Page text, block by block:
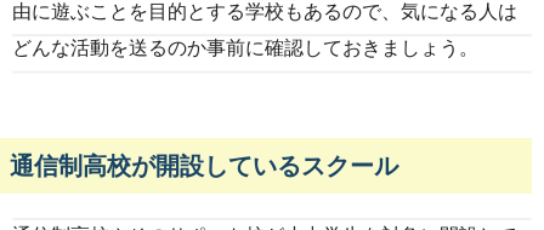
由に遊ぶことを目的とする学校もあるので、気になる人は
どんな活動を送るのか事前に確認しておきましょう。
通信制高校が開設しているスクール